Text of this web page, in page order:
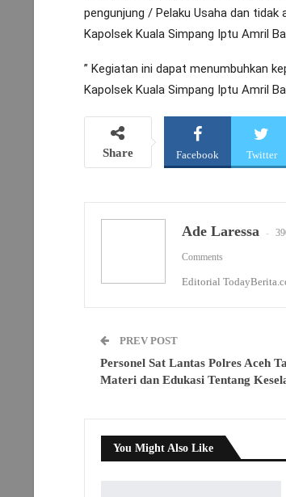
pengunjung / Pelaku Usaha dan tidak
Kapolsek Kuala Simpang Iptu Amril
” Kegiatan ini dapat menumbuhkan
Kapolsek Kuala Simpang Iptu Amril
Share Facebook Twitter
Ade Laressa
Comments
Editorial
PREV POST
Personel Sat Lantas Polres Aceh
Materi dan Edukasi Tentang
You Might Also Like